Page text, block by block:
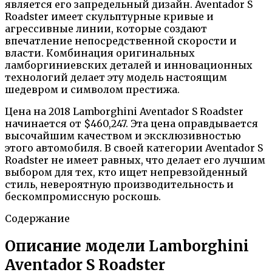
является его запредельный дизайн. Aventador S
Roadster имеет скульптурные кривые и
агрессивные линии, которые создают
впечатление непосредственной скорости и
власти. Комбинация оригинальных
ламборгиниевских деталей и инновационных
технологий делает эту модель настоящим
шедевром и символом престижа.
Цена на 2018 Lamborghini Aventador S Roadster
начинается от $460,247. Эта цена оправдывается
высочайшим качеством и эксклюзивностью
этого автомобиля. В своей категории Aventador S
Roadster не имеет равных, что делает его лучшим
выбором для тех, кто ищет непревзойденный
стиль, невероятную производительность и
бескомпромиссную роскошь.
Содержание
Описание модели Lamborghini
Aventador S Roadster